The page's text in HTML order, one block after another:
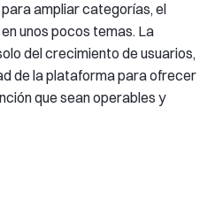
ampliar categorías, el
unos pocos temas. La
del crecimiento de usuarios,
de la plataforma para ofrecer
que sean operables y